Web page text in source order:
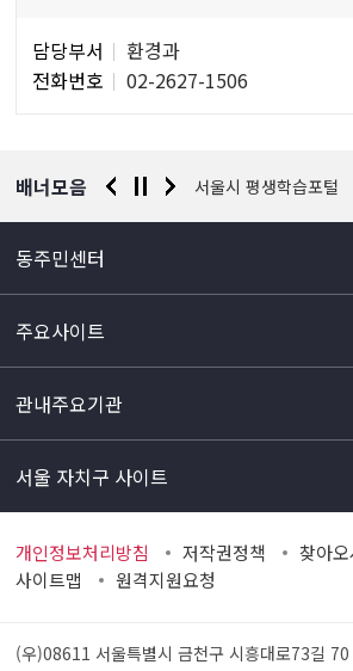
당
자
담당부서
환경과
전화번호
02-2627-1506
배너모음
찰청 유실물 통합포털 서울시 평생학습포털
동주민센터
주요사이트
관내주요기관
서울 자치구 사이트
개인정보처리방침 저작권정책
찾아
사이트맵
원격지원요청
(우)08611 서울특별시 금천구 시흥대로73길